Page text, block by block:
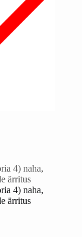
4) naha,
ärritus
4) naha,
ärritus